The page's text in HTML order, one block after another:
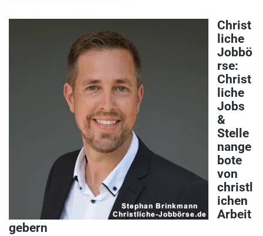
Christ
liche
Jobbö
rse:
Christ
liche
Jobs
&
Stelle
nange
bote
von
christl
ichen
Arbeit
gebern